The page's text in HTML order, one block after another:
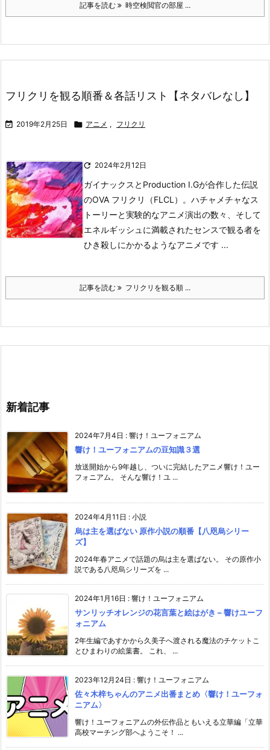
記事を読む 時空検閲官の部屋 ...
フリクリを観る順番＆各話リスト【ネタバレなし】
 2019年2月25日  アニメ , フリクリ
 2024年2月12日
ガイナックスとProduction I.Gが合作した伝説
のOVA フリクリ（FLCL）。 ハチャメチャなス
トーリーと実験的なアニメ演出の数々、そして
エネルギッシュに満載されたセンスで観る者を
ひき殺しにかかるようなアニメです ...
記事を読む フリクリを観る順 ...
新着記事
2024年7月4日 : 響け！ユーフォニアム
響け！ユーフォニアムの豆知識３選
放送開始から9年越し、ついに完結したアニメ響け！ユー
フォニアム。 そんな響け！ユ ...
2024年4月11日 : 小説
烏は主を選ばない 原作小説の順番【八咫烏シリー
ズ】
2024年春アニメで話題の烏は主を選ばない。 その原作小
説である八咫烏シリーズを ...
2024年1月16日 : 響け！ユーフォニアム
サンリッチオレンジの花言葉と絵はがき – 響けユーフ
ォニアム
2年生編であすかから久美子へ渡される魔法のチケットこ
とひまわりの絵葉書。 これ、 ...
2023年12月24日 : 響け！ユーフォニアム
佐々木梓ちゃんのアニメ出番まとめ〈響け！ユーフォ
ニアム〉
響け！ユーフォニアムの外伝作品ともいえる立華編「立華
高校マーチング部へようこそ！ ...